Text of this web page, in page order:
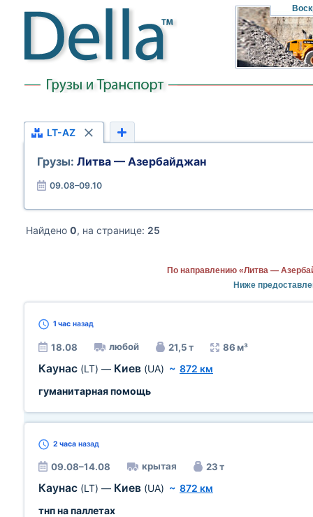
LT-AZ
Грузы: Литва — Азербайджан
09.08–09.10
Найдено 0, на странице: 25
По направлению «Литва —
Ниже
1 час назад
18.08 любой 21,5 т 86 м³
Каунас (LT) — Киев (UA) ~ 872 км
гуманитарная помощь
2 часа назад
09.08–14.08 крытая 23 т
Каунас (LT) — Киев (UA) ~ 872 км
тнп на паллетах